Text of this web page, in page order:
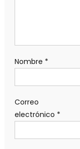
Nombre *
Correo
electrónico *